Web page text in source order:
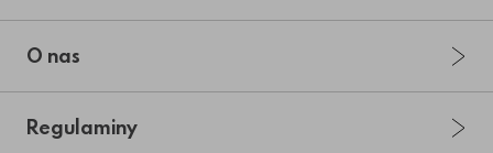
O nas
Regulaminy